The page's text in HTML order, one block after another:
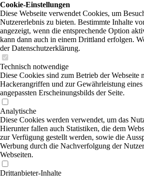
Cookie-Einstellungen
Diese Webseite verwendet Cookies, um
Nutzererlebnis zu bieten. Bestimmte Inhalte
angezeigt, wenn die entsprechende Option
kann dann auch in einem Drittland erfolgen.
der Datenschutzerklärung.
Technisch notwendige
Diese Cookies sind zum Betrieb der
Hackerangriffen und zur Gewährleistung
angepassten Erscheinungsbilds der Seite.
Analytische
Diese Cookies werden verwendet, um das
Hierunter fallen auch Statistiken, die dem
zur Verfügung gestellt werden, sowie die
Werbung durch die Nachverfolgung der
Webseiten.
Drittanbieter-Inhalte